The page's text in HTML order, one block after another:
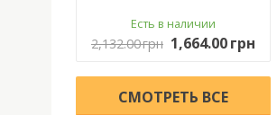
Есть в наличии
2,132.00 грн 1,664.00 грн
CМОТРЕТЬ ВСЕ